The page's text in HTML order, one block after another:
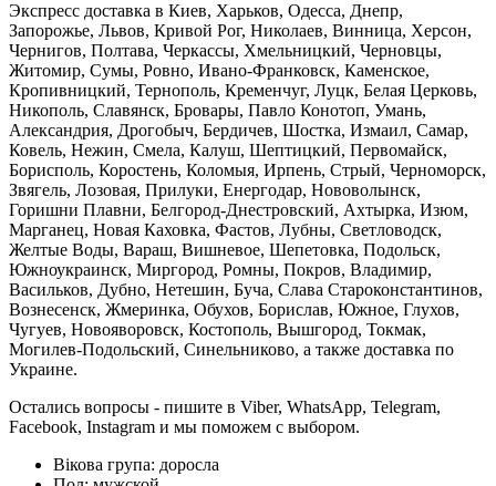
Экспресс доставка в Киев, Харьков, Одесса, Днепр,
Запорожье, Львов, Кривой Рог, Николаев, Винница, Херсон,
Чернигов, Полтава, Черкассы, Хмельницкий, Черновцы,
Житомир, Сумы, Ровно, Ивано-Франковск, Каменское,
Кропивницкий, Тернополь, Кременчуг, Луцк, Белая Церковь,
Никополь, Славянск, Бровары, Павло Конотоп, Умань,
Александрия, Дрогобыч, Бердичев, Шостка, Измаил, Самар,
Ковель, Нежин, Смела, Калуш, Шептицкий, Первомайск,
Борисполь, Коростень, Коломыя, Ирпень, Стрый, Черноморск,
Звягель, Лозовая, Прилуки, Енергодар, Нововолынск,
Горишни Плавни, Белгород-Днестровский, Ахтырка, Изюм,
Марганец, Новая Каховка, Фастов, Лубны, Светловодск,
Желтые Воды, Вараш, Вишневое, Шепетовка, Подольск,
Южноукраинск, Миргород, Ромны, Покров, Владимир,
Васильков, Дубно, Нетешин, Буча, Слава Староконстантинов,
Вознесенск, Жмеринка, Обухов, Борислав, Южное, Глухов,
Чугуев, Новояворовск, Костополь, Вышгород, Токмак,
Могилев-Подольский, Синельниково, а также доставка по
Украине.
Остались вопросы - пишите в Viber, WhatsApp, Telegram,
Facebook, Instagram и мы поможем с выбором.
Вікова група: доросла